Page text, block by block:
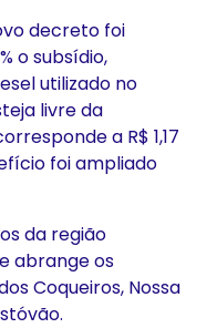
decreto foi
o subsídio,
utilizado no
livre da
a R$ 1,17
foi ampliado
da região
abrange os
Coqueiros, Nossa